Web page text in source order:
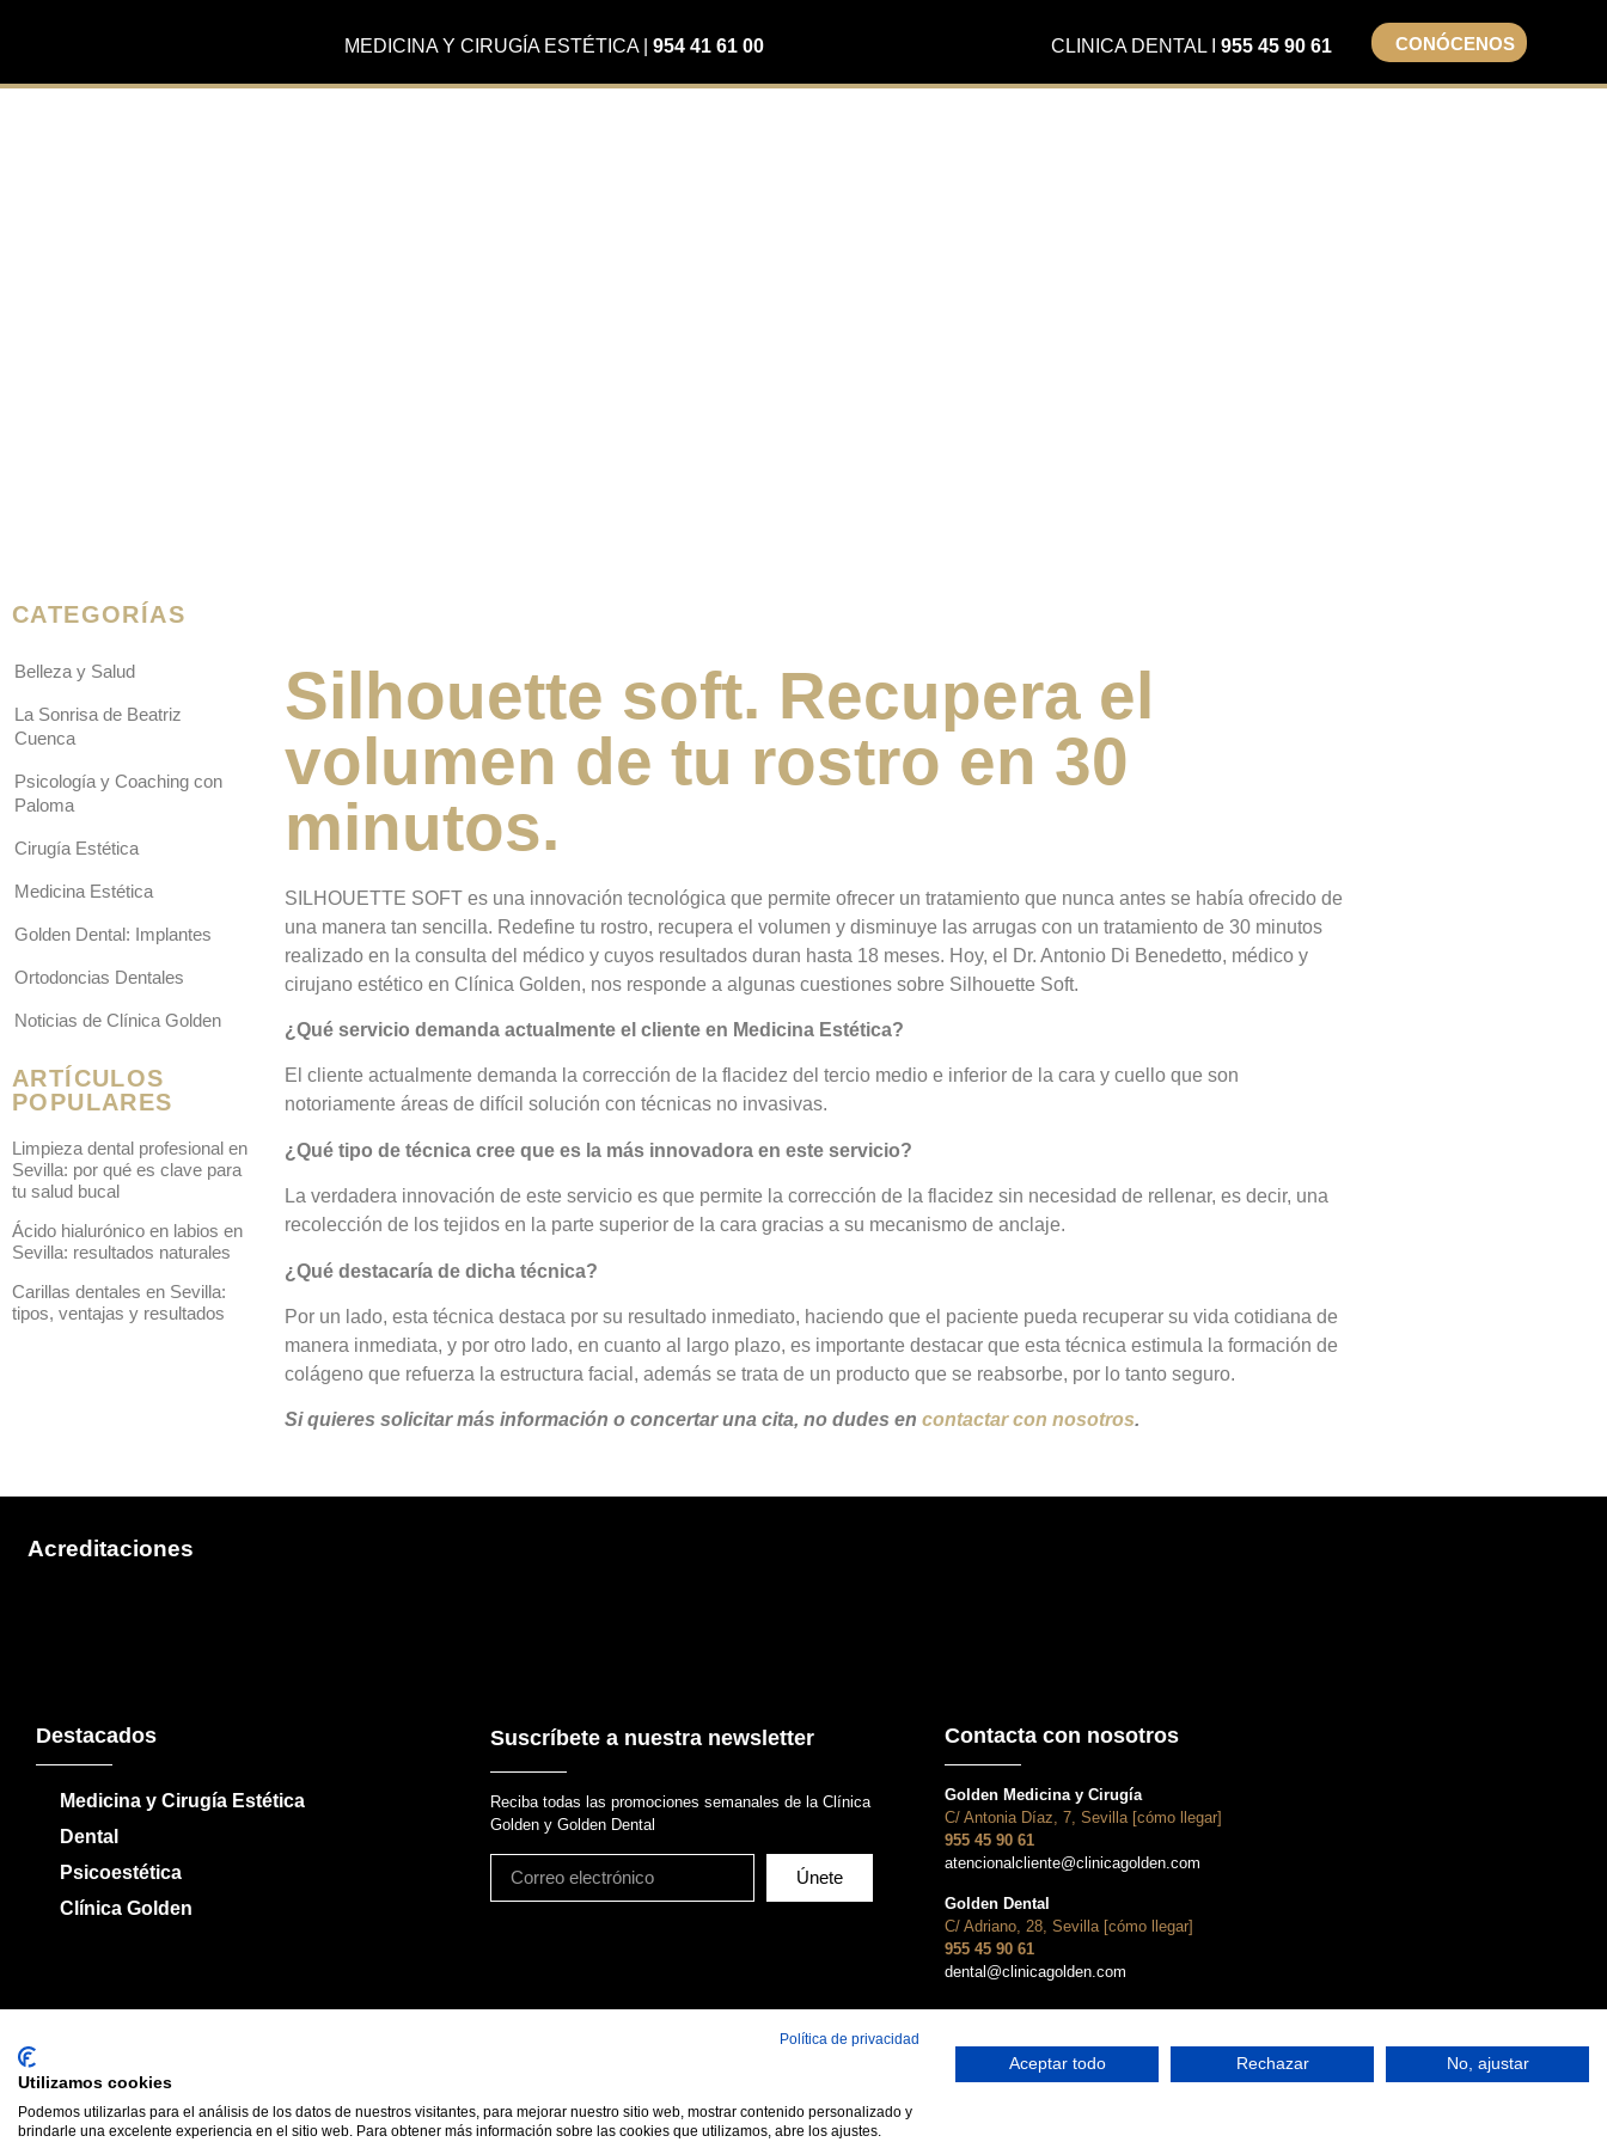
MEDICINA Y CIRUGÍA ESTÉTICA|954 41 61 00 CLINICA DENTAL I 955 45 90 61 CONÓCENOS
CATEGORÍAS
Belleza y Salud
La Sonrisa de Beatriz
Cuenca
Psicología y Coaching con
Paloma
Cirugía Estética
Medicina Estética
Golden Dental: Implantes
Ortodoncias Dentales
Noticias de Clínica Golden
ARTÍCULOS
POPULARES
Limpieza dental profesional en
Sevilla: por qué es clave para
tu salud bucal
Ácido hialurónico en labios en
Sevilla: resultados naturales
Carillas dentales en Sevilla:
tipos, ventajas y resultados
Silhouette soft. Recupera el
volumen de tu rostro en 30
minutos.
SILHOUETTE SOFT es una innovación tecnológica que permite ofrecer un tratamiento que nunca antes se había ofrecido de
una manera tan sencilla. Redefine tu rostro, recupera el volumen y disminuye las arrugas con un tratamiento de 30 minutos
realizado en la consulta del médico y cuyos resultados duran hasta 18 meses. Hoy, el Dr. Antonio Di Benedetto, médico y
cirujano estético en Clínica Golden, nos responde a algunas cuestiones sobre Silhouette Soft.
¿Qué servicio demanda actualmente el cliente en Medicina Estética?
El cliente actualmente demanda la corrección de la flacidez del tercio medio e inferior de la cara y cuello que son
notoriamente áreas de difícil solución con técnicas no invasivas.
¿Qué tipo de técnica cree que es la más innovadora en este servicio?
La verdadera innovación de este servicio es que permite la corrección de la flacidez sin necesidad de rellenar, es decir, una
recolección de los tejidos en la parte superior de la cara gracias a su mecanismo de anclaje.
¿Qué destacaría de dicha técnica?
Por un lado, esta técnica destaca por su resultado inmediato, haciendo que el paciente pueda recuperar su vida cotidiana de
manera inmediata, y por otro lado, en cuanto al largo plazo, es importante destacar que esta técnica estimula la formación de
colágeno que refuerza la estructura facial, además se trata de un producto que se reabsorbe, por lo tanto seguro.
Si quieres solicitar más información o concertar una cita, no dudes en contactar con nosotros.
Acreditaciones
Destacados
Medicina y Cirugía Estética
Dental
Psicoestética
Clínica Golden
Suscríbete a nuestra newsletter
Reciba todas las promociones semanales de la Clínica
Golden y Golden Dental
Únete
Contacta con nosotros
Golden Medicina y Cirugía
C/ Antonia Díaz, 7, Sevilla [cómo llegar]
955 45 90 61
atencionalcliente@clinicagolden.com
Golden Dental
C/ Adriano, 28, Sevilla [cómo llegar]
955 45 90 61
dental@clinicagolden.com
Política de devoluciones Política de privacidad Política de cookies
Política de privacidad
Utilizamos cookies
Podemos utilizarlas para el análisis de los datos de nuestros visitantes, para mejorar nuestro sitio web, mostrar contenido personalizado y
brindarle una excelente experiencia en el sitio web. Para obtener más información sobre las cookies que utilizamos, abre los ajustes.
Aceptar todo Rechazar No, ajustar